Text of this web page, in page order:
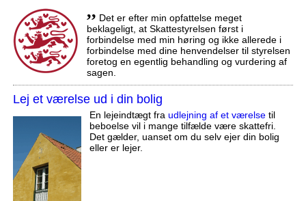
,, Det er efter min opfattelse meget
beklageligt, at Skattestyrelsen først i
forbindelse med min høring og ikke allerede i
forbindelse med dine henvendelser til styrelsen
foretog en egentlig behandling og vurdering af
sagen.
Lej et værelse ud i din bolig
En lejeindtægt fra udlejning af et værelsetil
beboelse vil i mange tilfælde være skattefri.
Det gælder, uanset om du selv ejer din bolig
eller er lejer.